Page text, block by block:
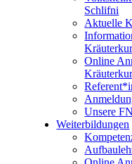
Schlifni
Aktuelle
Online
Unsere
Weiterbildungen